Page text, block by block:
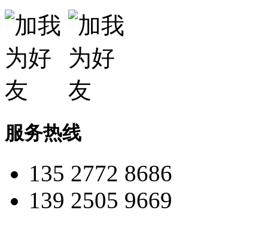
服务热线
135 2772 8686
139 2505 9669